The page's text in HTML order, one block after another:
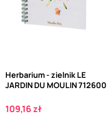
Herbarium - zielnik LE
JARDIN DU MOULIN 712600
Cena
109,16 zł